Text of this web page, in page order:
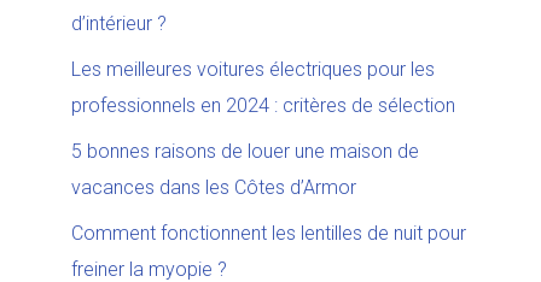
d’intérieur ?
Les meilleures voitures électriques pour les
professionnels en 2024 : critères de sélection
5 bonnes raisons de louer une maison de
vacances dans les Côtes d’Armor
Comment fonctionnent les lentilles de nuit pour
freiner la myopie ?